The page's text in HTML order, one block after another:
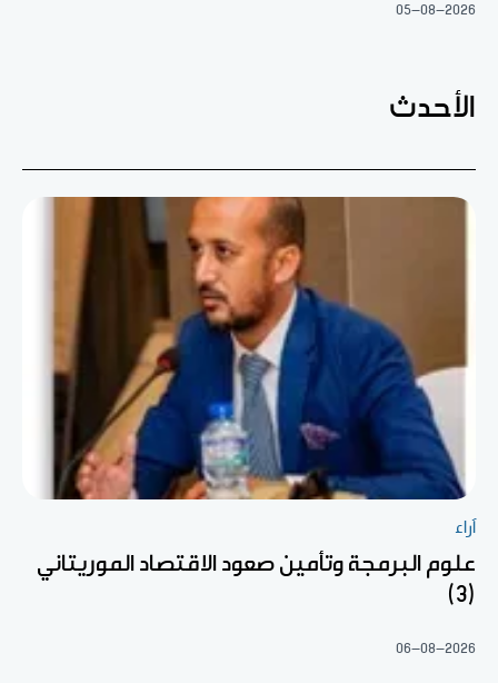
05-08-2026
الأحدث
آراء
علوم البرمجة وتأمين صعود الاقتصاد الموريتاني
(3)
06-08-2026